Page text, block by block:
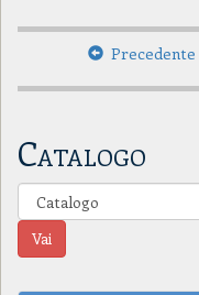
Precedente
Catalogo